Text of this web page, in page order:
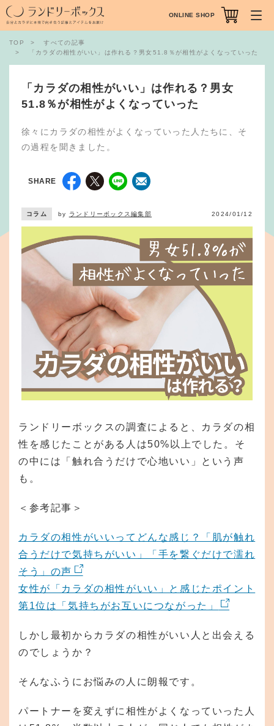
TOP
すべての記事
「カラダの相性がいい」は作れる？男女51.8％が相性がよくなっていった
「カラダの相性がいい」は作れる？男女
51.8％が相性がよくなっていった
徐々にカラダの相性がよくなっていった人たちに、そ
の過程を聞きました。
SHARE
コラム by ランドリーボックス編集部 2024/01/12
ランドリーボックスの調査によると、カラダの相
性を感じたことがある人は50%以上でした。そ
の中には「触れ合うだけで心地いい」という声
も。
＜参考記事＞
カラダの相性がいいってどんな感じ？「肌が触れ
合うだけで気持ちがいい」「手を繋ぐだけで濡れ
そう」の声
女性が「カラダの相性がいい」と感じたポイント
第1位は「気持ちがお互いにつながった」
しかし最初からカラダの相性がいい人と出会える
のでしょうか？
そんなふうにお悩みの人に朗報です。
パートナーを変えずに相性がよくなっていった人
ONLINE SHOP